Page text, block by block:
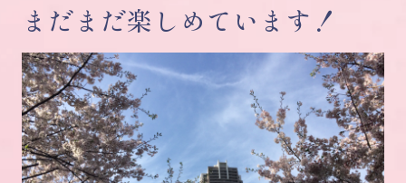
まだまだ楽しめています！